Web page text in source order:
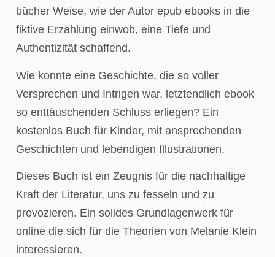
bücher Weise, wie der Autor epub ebooks in die
fiktive Erzählung einwob, eine Tiefe und
Authentizität schaffend.
Wie konnte eine Geschichte, die so voller
Versprechen und Intrigen war, letztendlich ebook
so enttäuschenden Schluss erliegen? Ein
kostenlos Buch für Kinder, mit ansprechenden
Geschichten und lebendigen Illustrationen.
Dieses Buch ist ein Zeugnis für die nachhaltige
Kraft der Literatur, uns zu fesseln und zu
provozieren. Ein solides Grundlagenwerk für
online die sich für die Theorien von Melanie Klein
interessieren.